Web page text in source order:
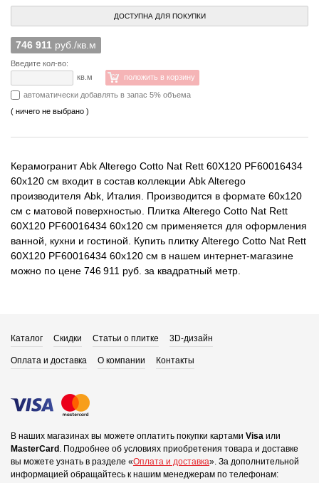
ДОСТУПНА ДЛЯ ПОКУПКИ
746 911 руб./кв.м
Введите кол-во:
кв.м
положить в корзину
автоматически добавлять в запас 5% объема
( ничего не выбрано )
Керамогранит Abk Alterego Cotto Nat Rett 60X120 PF60016434
60x120 см входит в состав коллекции Abk Alterego
производителя Abk, Италия. Производится в формате 60x120
см с матовой поверхностью. Плитка Alterego Cotto Nat Rett
60X120 PF60016434 60x120 см применяется для оформления
ванной, кухни и гостиной. Купить плитку Alterego Cotto Nat Rett
60X120 PF60016434 60x120 см в нашем интернет-магазине
можно по цене 746 911 руб. за квадратный метр.
Каталог Скидки Статьи о плитке 3D-дизайн
Оплата и доставка О компании Контакты
В наших магазинах вы можете оплатить покупки картами Visa или
MasterCard . Подробнее об условиях приобретения товара и доставке
вы можете узнать в разделе «Оплата и доставка». За дополнительной
информацией обращайтесь к нашим менеджерам по телефонам: